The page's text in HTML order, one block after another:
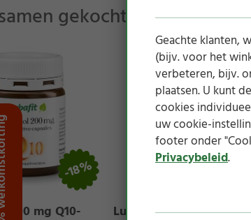
Geachte klanten,
(bijv. voor het
verbeteren, bijv.
plaatsen. U kunt
cookies
uw cookie-
footer onder
Privacybeleid.
gekocht
-18%
200 mg Q10- Luteïne-capsules 20 mg